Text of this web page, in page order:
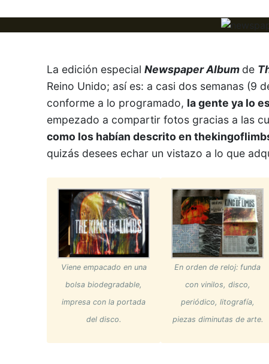
La edición especial Newspaper Album de
Reino Unido; así es: a casi dos semanas (9
conforme a lo programado, la gente ya lo
empezado a compartir fotos gracias a las
como los habían descrito en
quizás desees echar un vistazo a lo que
Viene empacado en una
bolsa biodegradable,
impresa con la portada
del disco.
En orden de reloj: funda
con vinilos, disco,
periódico, litografía,
piezas diminutas de arte.